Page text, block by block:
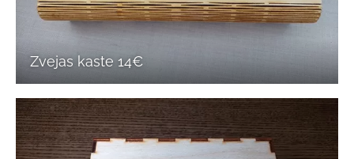
Zvejas kaste 14€